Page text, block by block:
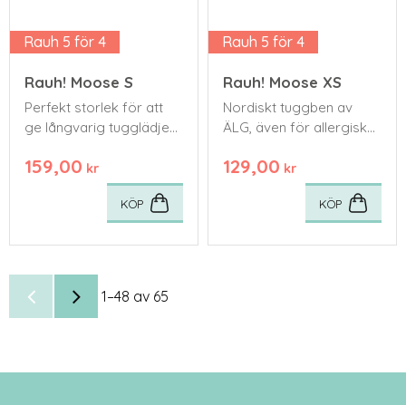
Rauh 5 för 4
Rauh! Moose S
Perfekt storlek för att
ge långvarig tugglädje
159,00 kr
KÖP
Rauh 5 för 4
Rauh! Moose XS
Nordiskt tuggben av
ÄLG, även för allergiska
länge. Tillverkat av
älgskinn och torkat
enligt traditionella
129,00 kr
KÖP
1–48 av 65